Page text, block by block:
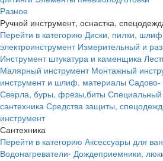
Разное
Ручной инструмент, оснастка,
Перейти в категорию Диски, пилки,
электроинструмент Измерительный и
Инструмент штукатура и каменщика
Малярный инструмент Монтажный
инструмент и шлиф. материалы Садово-
Сверла, буры, фрезы,биты Специальный
сантехника Средства защиты,
инструмент
Сантехника
Перейти в категорию Аксессуары для
Водонагреватели- Дождеприемники,